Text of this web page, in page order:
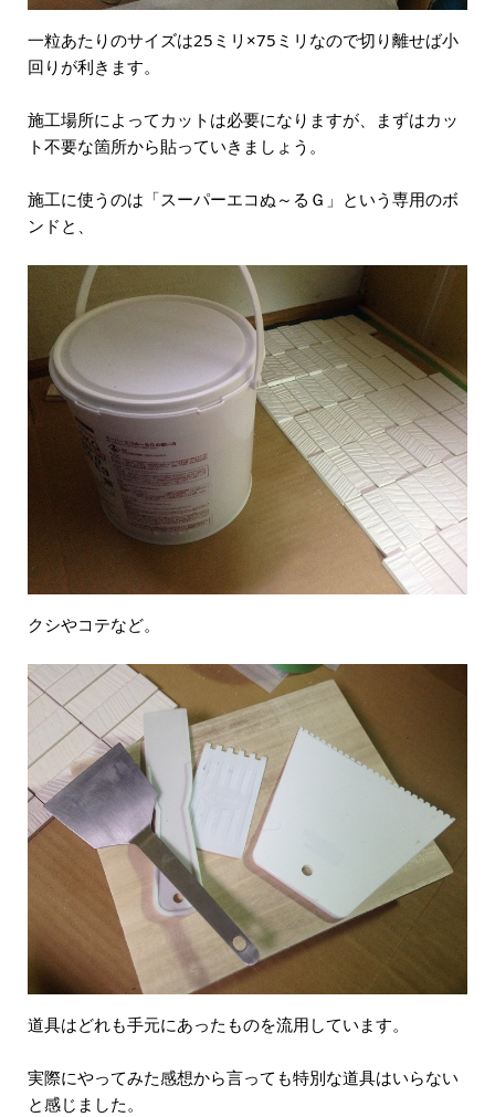
一粒あたりのサイズは25ミリ×75ミリなので切り離せば小
回りが利きます。
施工場所によってカットは必要になりますが、まずはカッ
ト不要な箇所から貼っていきましょう。
施工に使うのは「スーパーエコぬ～るＧ」という専用のボ
ンドと、
クシやコテなど。
道具はどれも手元にあったものを流用しています。
実際にやってみた感想から言っても特別な道具はいらない
と感じました。